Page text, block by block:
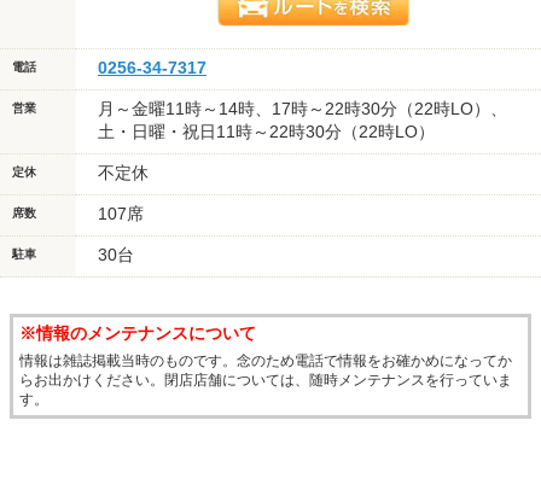
電話 0256-34-7317
営業
月～金曜11時～14時、17時～22時30分（22時LO）、
土・日曜・祝日11時～22時30分（22時LO）
定休 不定休
席数 107席
駐車 30台
※情報のメンテナンスについて
情報は雑誌掲載当時のものです。念のため電話で情報をお確かめになってか
らお出かけください。閉店店舗については、随時メンテナンスを行っていま
す。